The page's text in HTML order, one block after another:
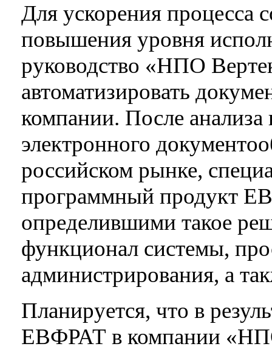
Для ускорения процесса
повышения уровня
руководство «НПО
автоматизировать
компании. После анализа
электронного
российском рынке,
программный продукт
определившими такое
функционал системы,
администрирования, а
Планируется, что в
ЕВФРАТ в компании